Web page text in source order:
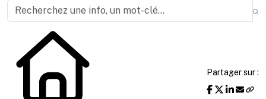
Partager sur :